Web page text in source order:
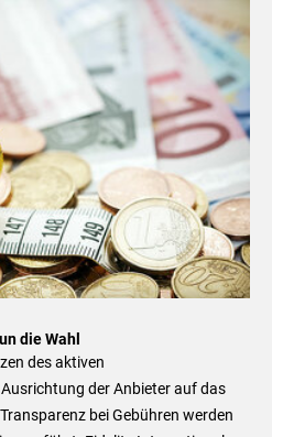
die Wahl
des aktiven
der Anbieter auf das
bei Gebühren werden